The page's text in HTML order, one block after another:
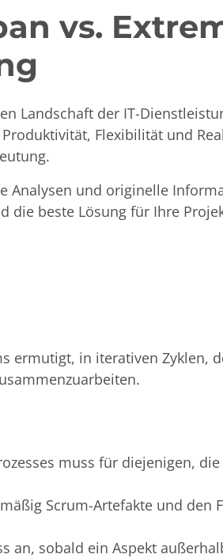
vs.
Landschaft der IT-
Flexibilität und
Analysen und originelle
die beste Lösung für Ihre
ermutigt, in iterativen Zyklen,
muss für diejenigen,
Scrum-Artefakte und den
an, sobald ein Aspekt